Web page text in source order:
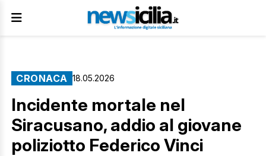
CRONACA 18.05.2026
Incidente mortale nel
Siracusano, addio al giovane
poliziotto Federico Vinci